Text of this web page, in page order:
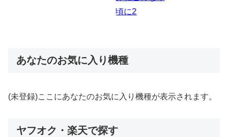
あなたのお気に入り機種
(未登録)ここにあなたのお気に入り機種が表示されます。
ヤフオク・楽天で探す